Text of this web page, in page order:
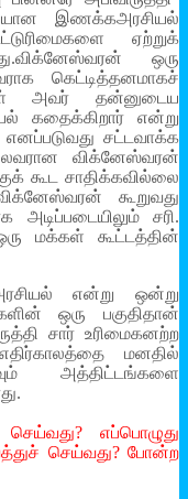
இணக்கஅரசியல்
ஏற்றுக்
ஒரு
கெட்டித்தனமாகச்
அவர் தன்னுடைய
கதைக்கிறார் என்று
எனப்படுவது சட்டவாக்க
விக்னேஸ்வரன்
கூட சாதிக்கவில்லை
கூறுவது
சரி.
மக்கள் கூட்டத்தின்
என்று ஒன்று
ஒரு பகுதிதான்
சார் உரிமைகனற்ற
மனதில்
அத்திட்டங்களை
எப்பொழுது
செய்வது? போன்ற